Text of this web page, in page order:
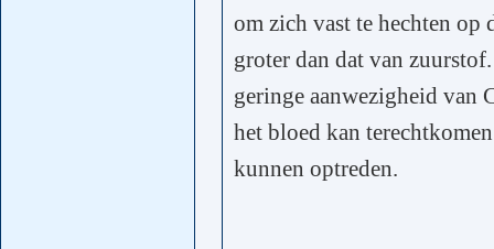
om zich vast te hechten op
groter dan dat van
geringe aanwezigheid van
het bloed kan
kunnen optreden.